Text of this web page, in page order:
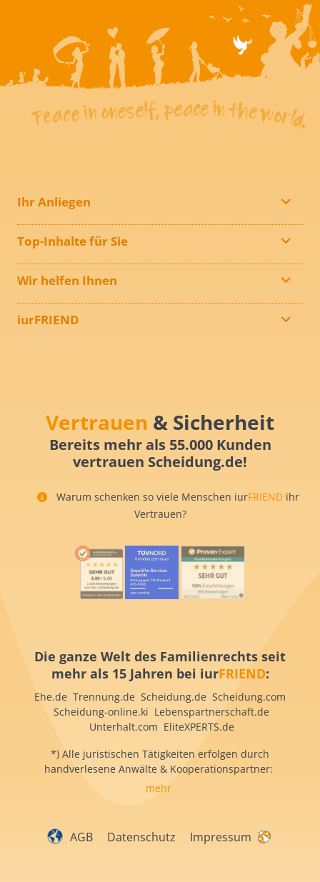
Ihr Anliegen
Top-Inhalte für Sie
Wir helfen Ihnen
iurFRIEND
Vertrauen & Sicherheit
Bereits mehr als 55.000 Kunden
vertrauen Scheidung.de!
Warum schenken so viele Menschen iurFRIEND ihr
Vertrauen?
Die ganze Welt des Familienrechts seit
mehr als 15 Jahren bei iurFRIEND:
Ehe.de Trennung.de Scheidung.de Scheidung.com
Scheidung-online.ki Lebenspartnerschaft.de
Unterhalt.com EliteXPERTS.de
*) Alle juristischen Tätigkeiten erfolgen durch
handverlesene Anwälte & Kooperationspartner:
mehr
AGB Datenschutz Impressum